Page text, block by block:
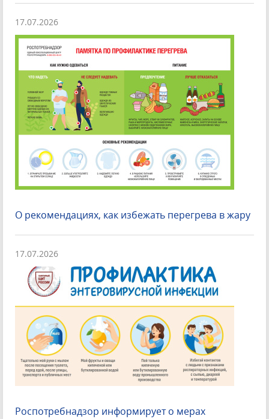
17.07.2026
О рекомендациях, как избежать перегрева в жару
17.07.2026
Роспотребнадзор информирует о мерах